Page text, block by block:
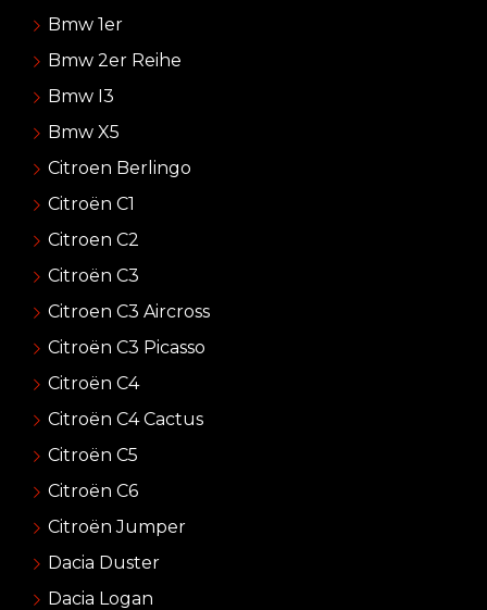
Bmw 1er
Bmw 2er Reihe
Bmw I3
Bmw X5
Citroen Berlingo
Citroën C1
Citroen C2
Citroën C3
Citroen C3 Aircross
Citroën C3 Picasso
Citroën C4
Citroën C4 Cactus
Citroën C5
Citroën C6
Citroën Jumper
Dacia Duster
Dacia Logan